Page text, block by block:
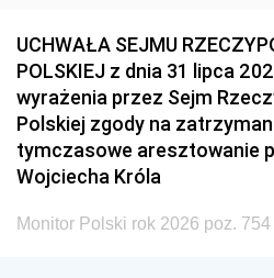
UCHWAŁA SEJMU
POLSKIEJ z dnia 31 lipca
wyrażenia przez Sejm
Polskiej zgody na
tymczasowe aresztowanie
Wojciecha Króla
Monitor Polski rok 2026 poz. 754